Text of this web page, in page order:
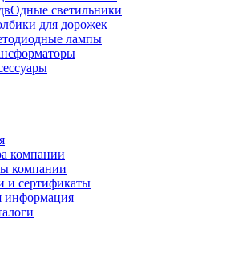
светильники
для дорожек
лампы
компании
компании
и сертификаты
информация